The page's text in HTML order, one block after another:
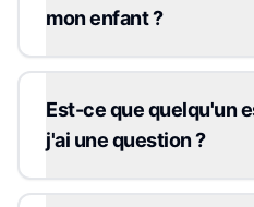
mon enfant ?
Est-ce que quelqu'un
j'ai une question ?